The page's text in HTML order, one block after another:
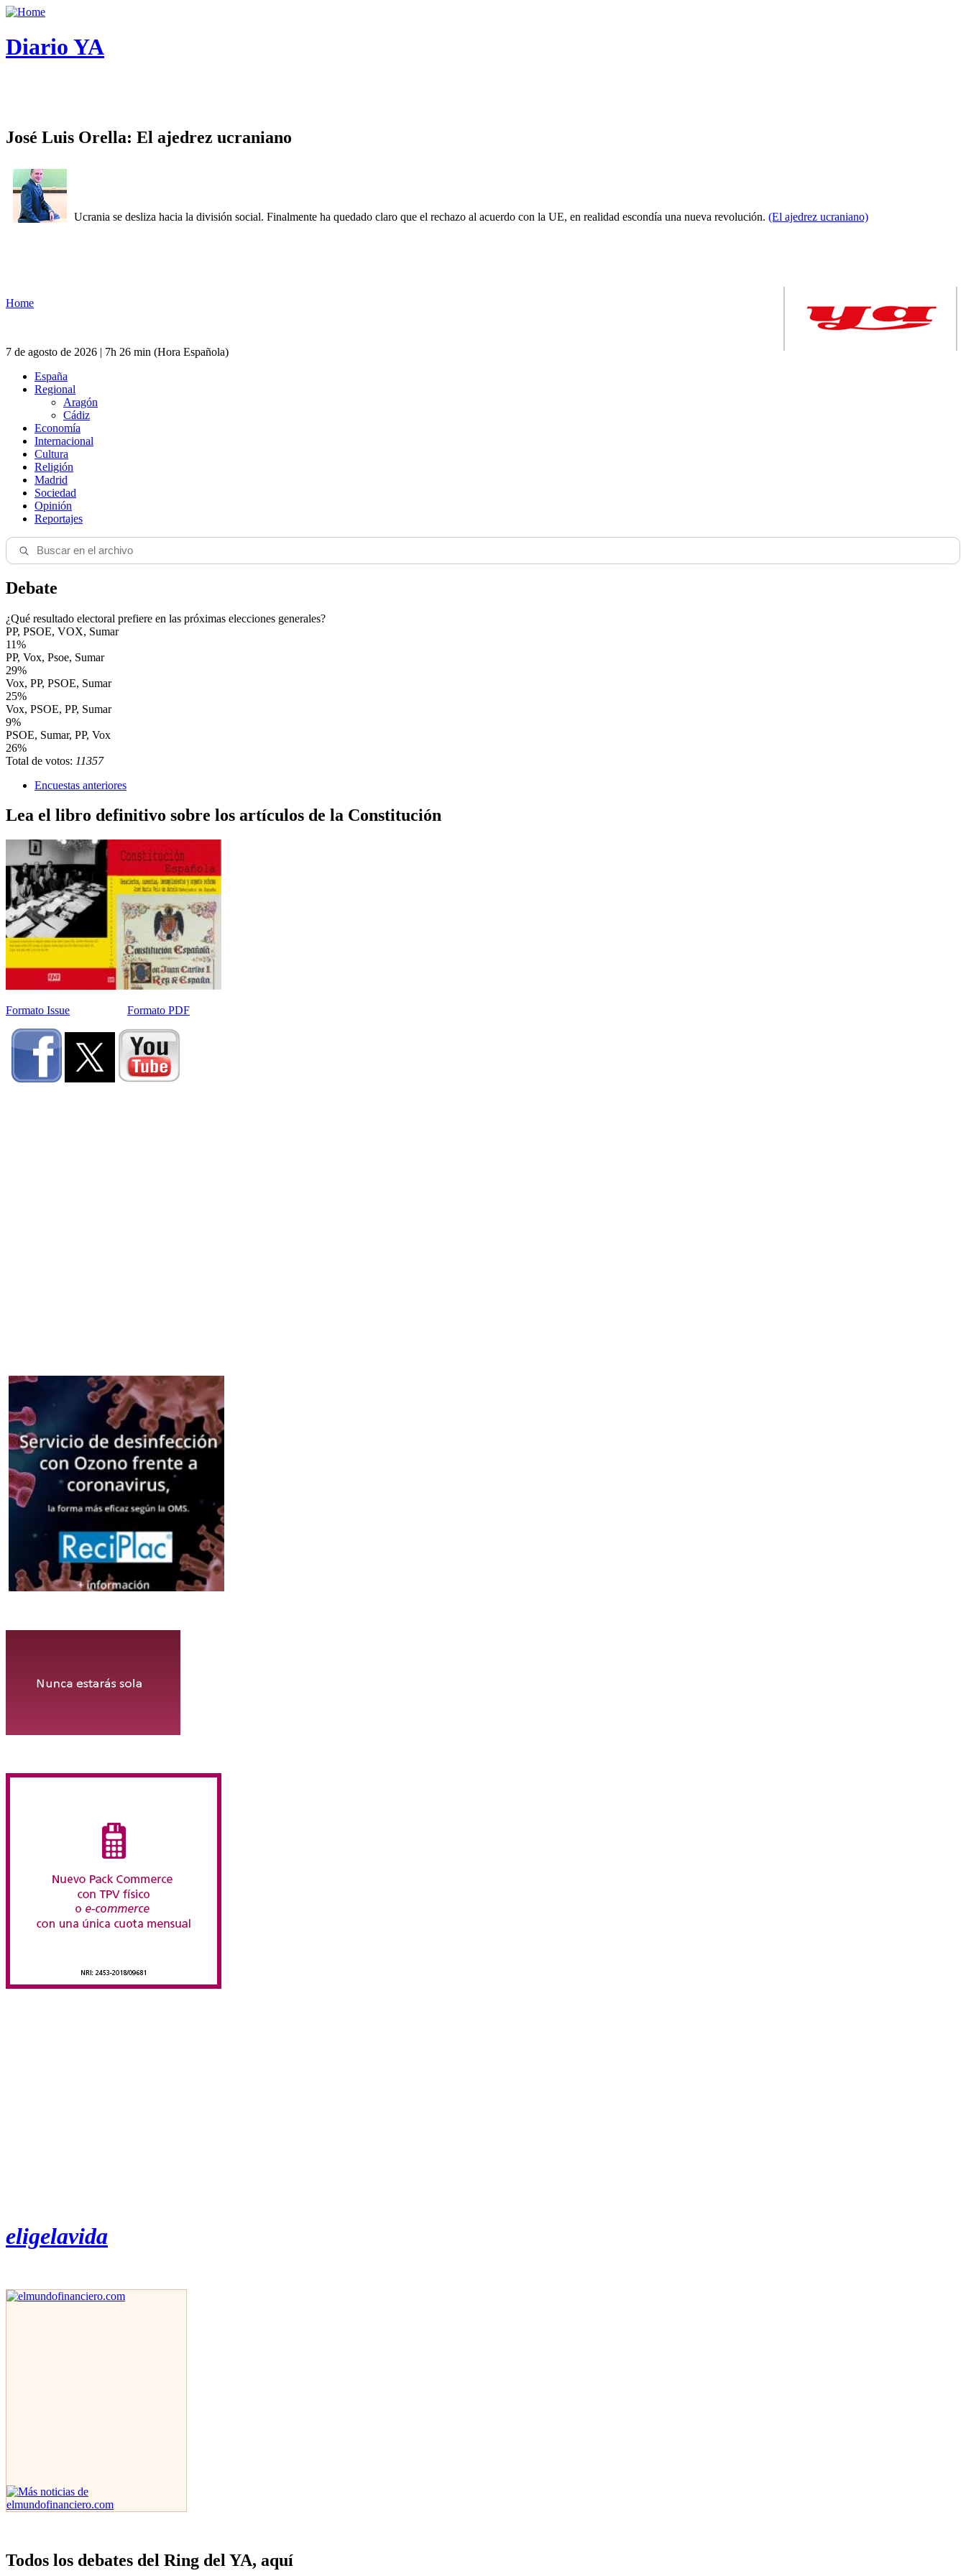
Diario YA
José Luis Orella: El ajedrez ucraniano
Ucrania se desliza hacia la división social. Finalmente ha quedado claro que el rechazo al acuerdo con la UE, en realidad escondía una nueva revolución. (El ajedrez ucraniano)
Home
7 de agosto de 2026 | 7h 26 min (Hora Española)
España
Regional
Aragón
Cádiz
Economía
Internacional
Cultura
Religión
Madrid
Sociedad
Opinión
Reportajes
Debate
¿Qué resultado electoral prefiere en las próximas elecciones generales?
PP, PSOE, VOX, Sumar
11%
PP, Vox, Psoe, Sumar
29%
Vox, PP, PSOE, Sumar
25%
Vox, PSOE, PP, Sumar
9%
PSOE, Sumar, PP, Vox
26%
Total de votos: 11357
Encuestas anteriores
Lea el libro definitivo sobre los artículos de la Constitución
Formato Issue Formato PDF
eligelavida
Todos los debates del Ring del YA, aquí